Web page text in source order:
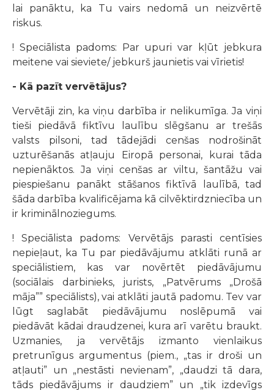
lai panāktu, ka Tu vairs nedomā un neizvērtē
riskus.
! Speciālista padoms: Par upuri var kļūt jebkura
meitene vai sieviete/ jebkurš jaunietis vai vīrietis!
- Kā pazīt vervētājus?
Vervētāji zin, ka viņu darbība ir nelikumīga. Ja viņi
tieši piedāvā fiktīvu laulību slēgšanu ar trešās
valsts pilsoni, tad tādejādi cenšas nodrošināt
uzturēšanās atļauju Eiropā personai, kurai tāda
nepienāktos. Ja viņi cenšas ar viltu, šantāžu vai
piespiešanu panākt stāšanos fiktīvā laulībā, tad
šāda darbība kvalificējama kā cilvēktirdzniecība un
ir kriminālnoziegums.
! Speciālista padoms: Vervētājs parasti centīsies
nepieļaut, ka Tu par piedāvājumu atklāti runā ar
speciālistiem, kas var novērtēt piedāvājumu
(sociālais darbinieks, jurists, „Patvērums „Drošā
māja”” speciālists), vai atklāti jautā padomu. Tev var
lūgt saglabāt piedāvājumu noslēpumā vai
piedāvāt kādai draudzenei, kura arī varētu braukt.
Uzmanies, ja vervētājs izmanto vienlaikus
pretrunīgus argumentus (piem., „tas ir droši un
atļauti” un „nestāsti nevienam”, „daudzi tā dara,
tāds piedāvājums ir daudziem” un „tik izdevīgs